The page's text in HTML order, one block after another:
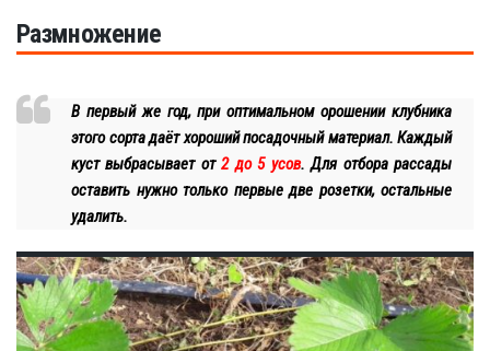
Размножение
В первый же год, при оптимальном орошении клубника
этого сорта даёт хороший посадочный материал. Каждый
куст выбрасывает от2 до 5 усов. Для отбора рассады
оставить нужно только первые две розетки, остальные
удалить.